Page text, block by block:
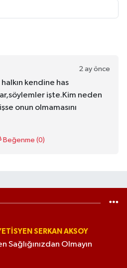
2 ay önce
kendine has
işte.Kim neden
onun olmamasını
Beğenme (0)
SERKAN AKSOY
Sağlığınızdan Olmayın